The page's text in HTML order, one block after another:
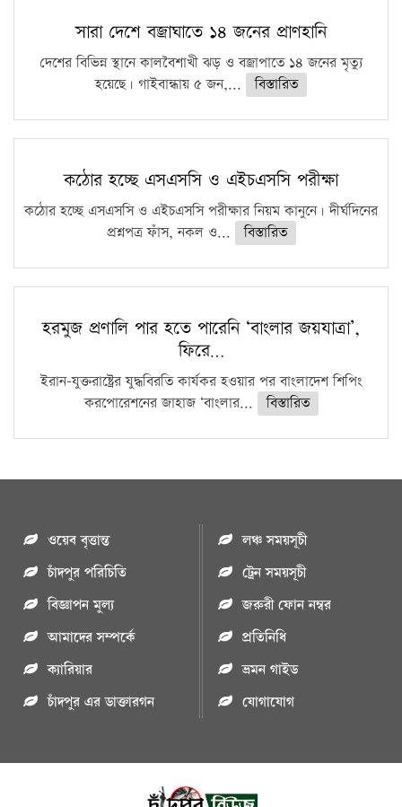
সারা দেশে বজ্রাঘাতে ১৪ জনের প্রাণহানি
দেশের বিভিন্ন স্থানে কালবৈশাখী ঝড় ও বজ্রাপাতে ১৪ জনের মৃত্যু
হয়েছে। গাইবান্ধায় ৫ জন,...
বিস্তারিত
কঠোর হচ্ছে এসএসসি ও এইচএসসি পরীক্ষা
কঠোর হচ্ছে এসএসসি ও এইচএসসি পরীক্ষার নিয়ম কানুনে। দীর্ঘদিনের
প্রশ্নপত্র ফাঁস, নকল ও...
বিস্তারিত
হরমুজ প্রণালি পার হতে পারেনি ‘বাংলার জয়যাত্রা’,
ফিরে…
ইরান-যুক্তরাষ্ট্রের যুদ্ধবিরতি কার্যকর হওয়ার পর বাংলাদেশ শিপিং
করপোরেশনের জাহাজ ‘বাংলার...
বিস্তারিত
ওয়েব বৃত্তান্ত
চাঁদপুর পরিচিতি
বিজ্ঞাপন মুল্য
আমাদের সম্পর্কে
ক্যারিয়ার
চাঁদপুর এর ডাক্তারগন
লঞ্চ সময়সূচী
ট্রেন সময়সূচী
জরুরী ফোন নম্বর
প্রতিনিধি
ভ্রমন গাইড
যোগাযোগ